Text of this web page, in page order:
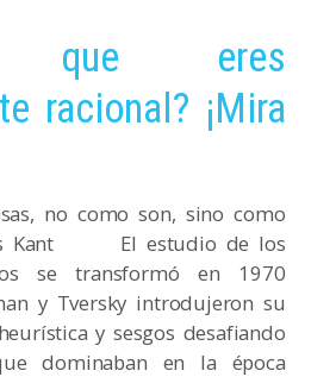
que eres
racional? ¡Mira
no como son, sino como
Kant El estudio de los
se transformó en 1970
y Tversky introdujeron su
y sesgos desafiando
dominaban en la época